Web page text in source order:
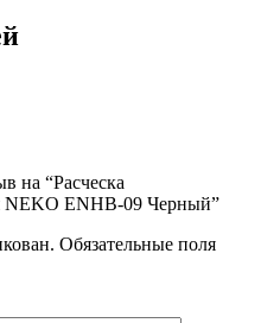
на “Расческа
NEKO ENHB-09 Черный”
Обязательные поля